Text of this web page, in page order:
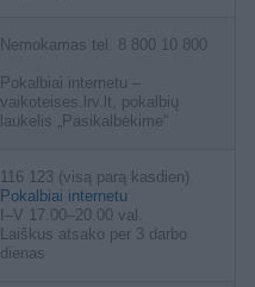
Nemokamas tel. 8 800 10 800
Pokalbiai internetu –
vaikoteises.lrv.lt, pokalbių
laukelis „Pasikalbėkime“
116 123 (visą parą kasdien)
Pokalbiai internetu
I–V 17.00–20.00 val.
Laiškus atsako per 3 darbo
dienas